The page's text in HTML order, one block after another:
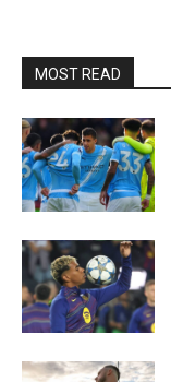
MOST READ